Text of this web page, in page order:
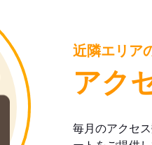
近隣エリア
アク
毎月のアクセ